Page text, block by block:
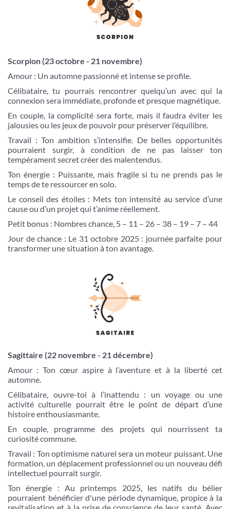
Scorpion (23 octobre - 21 novembre)
Amour : Un automne passionné et intense se profile.
Célibataire, tu pourrais rencontrer quelqu’un avec qui la
connexion sera immédiate, profonde et presque magnétique.
En couple, la complicité sera forte, mais il faudra éviter les
jalousies ou les jeux de pouvoir pour préserver l’équilibre.
Travail : Ton ambition s’intensifie. De belles opportunités
pourraient surgir, à condition de ne pas laisser ton
tempérament secret créer des malentendus.
Ton énergie : Puissante, mais fragile si tu ne prends pas le
temps de te ressourcer en solo.
Le conseil des étoiles : Mets ton intensité au service d’une
cause ou d’un projet qui t’anime réellement.
Petit bonus : Nombres chance, 5 – 11 – 26 – 38 – 19 – 7 – 44
Jour de chance : Le 31 octobre 2025 : journée parfaite pour
transformer une situation à ton avantage.
Sagittaire (22 novembre - 21 décembre)
Amour : Ton cœur aspire à l’aventure et à la liberté cet
automne.
Célibataire, ouvre-toi à l’inattendu : un voyage ou une
activité culturelle pourrait être le point de départ d’une
histoire enthousiasmante.
En couple, programme des projets qui nourrissent ta
curiosité commune.
Travail : Ton optimisme naturel sera un moteur puissant. Une
formation, un déplacement professionnel ou un nouveau défi
intellectuel pourrait surgir.
Ton énergie : Au printemps 2025, les natifs du bélier
pourraient bénéficier d'une période dynamique, propice à la
revitalisation et à la prise de conscience de leur santé. Avec